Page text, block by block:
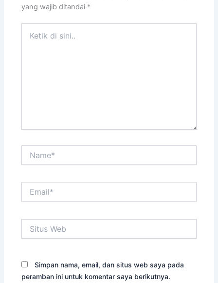
yang wajib ditandai *
Web
Simpan nama, email, dan situs web saya pada
peramban ini untuk komentar saya berikutnya.